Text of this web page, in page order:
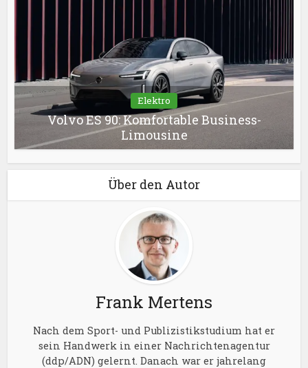
Elektro
Volvo ES 90: Komfortable Business-
Limousine
Über den Autor
Frank Mertens
Nach dem Sport- und Publizistikstudium hat er
sein Handwerk in einer Nachrichtenagentur
(ddp/ADN) gelernt. Danach war er jahrelang